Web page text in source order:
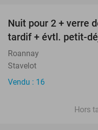
Nuit pour 2 + verre
tardif + évtl. petit-
Roannay
Stavelot
Vendu : 16
Hors